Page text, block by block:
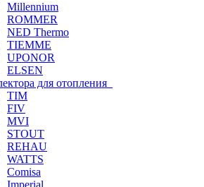
Millennium
ROMMER
NED Thermo
TIEMME
UPONOR
ELSEN
для отопления
TIM
FIV
MVI
STOUT
REHAU
WATTS
Comisa
Imperial